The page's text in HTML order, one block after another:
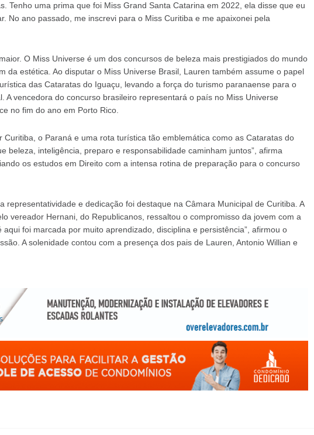
Tenho uma prima que foi Miss Grand Santa Catarina em 2022, ela disse que eu
No ano passado, me inscrevi para o Miss Curitiba e me apaixonei pela
O Miss Universe é um dos concursos de beleza mais prestigiados do mundo
da estética. Ao disputar o Miss Universe Brasil, Lauren também assume o papel
das Cataratas do Iguaçu, levando a força do turismo paranaense para o
A vencedora do concurso brasileiro representará o país no Miss Universe
no fim do ano em Porto Rico.
Curitiba, o Paraná e uma rota turística tão emblemática como as Cataratas do
beleza, inteligência, preparo e responsabilidade caminham juntos”, afirma
os estudos em Direito com a intensa rotina de preparação para o concurso
representatividade e dedicação foi destaque na Câmara Municipal de Curitiba. A
vereador Hernani, do Republicanos, ressaltou o compromisso da jovem com a
aqui foi marcada por muito aprendizado, disciplina e persistência”, afirmou o
A solenidade contou com a presença dos pais de Lauren, Antonio Willian e